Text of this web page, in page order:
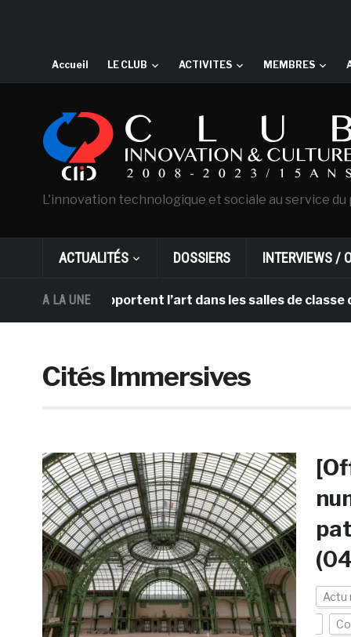
Accueil LE CLUB ACTIVITES MEMBRES
L'innovation technologique et sociale au service
ACTUALITÉS DOSSIERS INTERVIEWS /
A LA UNE
et DHL apportent l’art dans les salles de classe des
Cités Immersives
Actu